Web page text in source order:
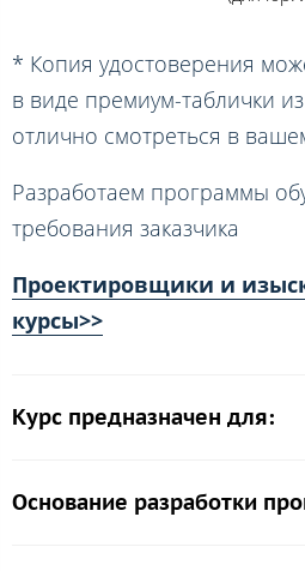
* Копия удостоверения
в виде премиум-таблички
отлично смотреться в
Разработаем программы
требования заказчика
Проектировщики и
курсы>>
Курс предназначен для:
Основание разработки